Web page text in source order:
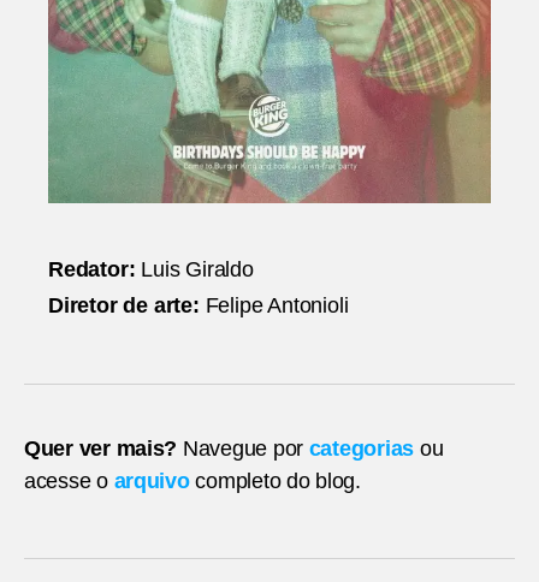
Redator: Luis Giraldo
Diretor de arte: Felipe Antonioli
Quer ver mais? Navegue por categorias ou
acesse o arquivocompleto do blog.